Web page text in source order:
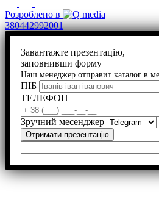
Розроблено в
380442992001
Завантажте презентацію,
заповнивши форму
Наш менеджер отправит каталог в
ПІБ
ТЕЛЕФОН
Зручний месенджер